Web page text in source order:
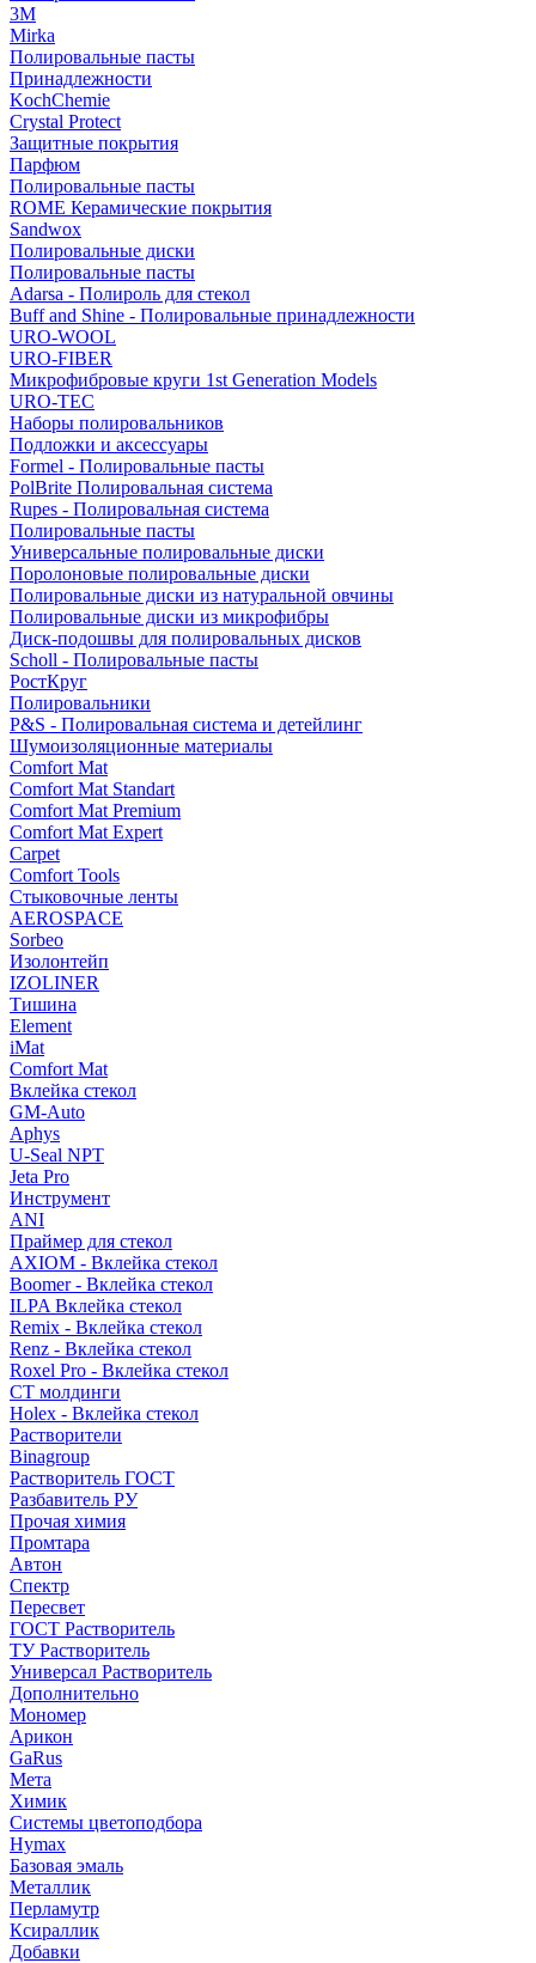
3М
Mirka
Полировальные пасты
Принадлежности
KochChemie
Crystal Protect
Защитные покрытия
Парфюм
Полировальные пасты
ROME Керамические покрытия
Sandwox
Полировальные диски
Полировальные пасты
Adarsa - Полироль для стекол
Buff and Shine - Полировальные принадлежности
URO-WOOL
URO-FIBER
Микрофибровые круги 1st Generation Models
URO-TEC
Наборы полировальников
Подложки и аксессуары
Formel - Полировальные пасты
PolBrite Полировальная система
Rupes - Полировальная система
Полировальные пасты
Универсальные полировальные диски
Поролоновые полировальные диски
Полировальные диски из натуральной овчины
Полировальные диски из микрофибры
Диск-подошвы для полировальных дисков
Scholl - Полировальные пасты
РостКруг
Полировальники
P&S - Полировальная система и детейлинг
Шумоизоляционные материалы
Comfort Mat
Comfort Mat Standart
Comfort Mat Premium
Comfort Mat Expert
Carpet
Comfort Tools
Стыковочные ленты
AEROSPACE
Sorbeo
Изолонтейп
IZOLINER
Тишина
Element
iMat
Comfort Mat
Вклейка стекол
GM-Auto
Aphys
U-Seal NPT
Jeta Pro
Инструмент
ANI
Праймер для стекол
AXIOM - Вклейка стекол
Boomer - Вклейка стекол
ILPA Вклейка стекол
Remix - Вклейка стекол
Renz - Вклейка стекол
Roxel Pro - Вклейка стекол
СТ молдинги
Holex - Вклейка стекол
Растворители
Binagroup
Растворитель ГОСТ
Разбавитель РУ
Прочая химия
Промтара
Автон
Спектр
Пересвет
ГОСТ Растворитель
ТУ Растворитель
Универсал Растворитель
Дополнительно
Мономер
Арикон
GaRus
Мета
Химик
Системы цветоподбора
Hymax
Базовая эмаль
Металлик
Перламутр
Ксираллик
Добавки